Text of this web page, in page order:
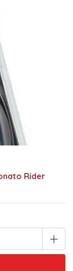
Rider
+